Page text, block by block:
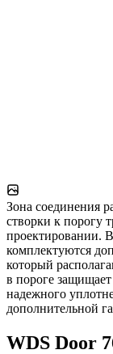
Зона соединения
створки к порогу
проектировании.
комплектуются
который
в пороге
надежного
дополнительной
WDS Door